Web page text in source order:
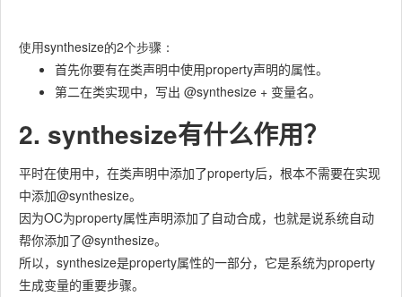
使用synthesize的2个步骤：
首先你要有在类声明中使用property声明的属性。
第二在类实现中，写出 @synthesize + 变量名。
2. synthesize有什么作用？
平时在使用中，在类声明中添加了property后，根本不需要在实现
中添加@synthesize。
因为OC为property属性声明添加了自动合成，也就是说系统自动
帮你添加了@synthesize。
所以，synthesize是property属性的一部分，它是系统为property
生成变量的重要步骤。